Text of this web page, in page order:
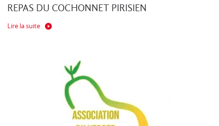
REPAS DU COCHONNET PIRISIEN
Lire la suite